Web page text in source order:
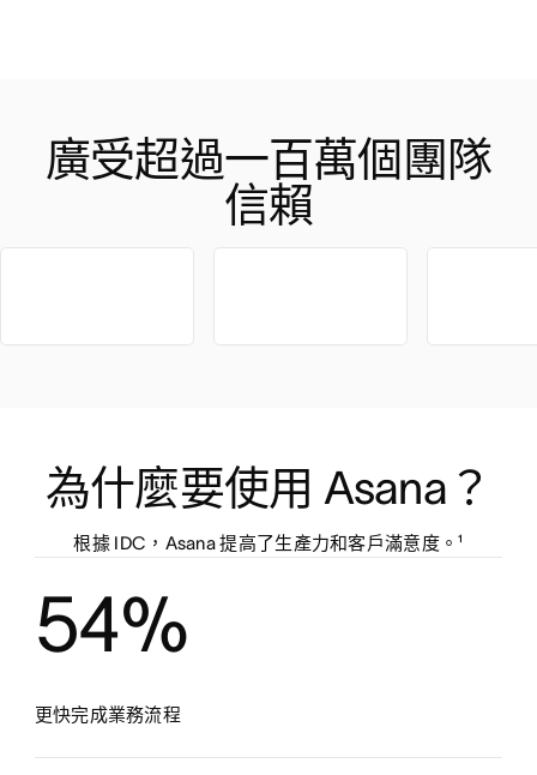
廣受超過一百萬個團隊
信賴
為什麼要使用 Asana？
根據 IDC，Asana 提高了生產力和客戶滿意度。¹
54%
更快完成業務流程